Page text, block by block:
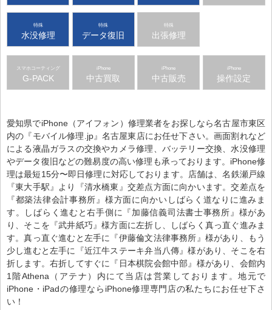
特殊
水没修理
特殊
データ復旧
特殊
出張修理
スマホコーティング
G-PACK
iPhone
中古買取
iPhone
中古販売
iPhone
操作設定
愛知県でiPhone（アイフォン）修理業者をお探しなら名古屋市東区
内の『モバイル修理.jp』名古屋東店にお任せ下さい。画面割れなど
による液晶ガラスの交換やカメラ修理、バッテリー交換、水没修理
やデータ復旧などの難易度の高い修理も承っております。iPhone修
理は最短15分〜即日修理に対応しております。店舗は、名鉄瀬戸線
『東大手駅』より『清水橋東』交差点方面に向かいます。交差点を
『都築法律会計事務所』様方面に向かいしばらく道なりに進みま
す。しばらく進むと右手側に『加藤信義司法書士事務所』様があ
り、そこを『武井紙巧』様方面に左折し、しばらく真っ直ぐ進みま
す。真っ直ぐ進むと左手に『伊藤倫文法律事務所』様があり、もう
少し進むと左手に『近江牛ステーキ弁当八傳』様があり、そこを右
折します。右折してすぐに『日本棋院会館中部』様があり、会館内
1階Athena（アテナ）内にて当店は営業しております。地元で
iPhone・iPadの修理ならiPhone修理専門店の私たちにお任せ下さ
い！